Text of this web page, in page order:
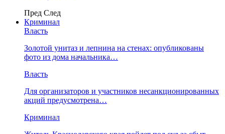
Пред След
Криминал
Власть
​Золотой унитаз и лепнина на стенах: опубликованы
фото из дома начальника…
Власть
Для организаторов и участников несанкционированных
акций предусмотрена…
Криминал